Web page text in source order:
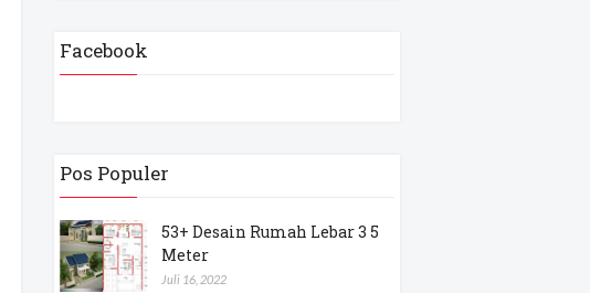
Facebook
Pos Populer
53+ Desain Rumah Lebar 3 5
Meter
Juli 16, 2022